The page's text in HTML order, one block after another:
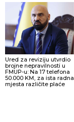
Ured za reviziju utvrdio
brojne nepravilnosti u
FMUP-u: Na 17 telefona
50.000 KM, za ista radna
mjesta različite plaće